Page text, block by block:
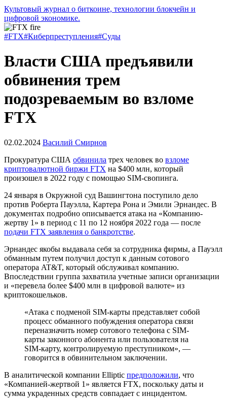
Культовый журнал о биткоине, технологии блокчейн и
цифровой экономике.
#FTX#Киберпреступления#Суды
Власти США предъявили
обвинения трем
подозреваемым во взломе
FTX
02.02.2024 Василий Смирнов
Прокуратура США обвинила трех человек во взломе
криптовалютной биржи FTX на $400 млн, который
произошел в 2022 году с помощью SIM-свопинга.
24 января в Окружной суд Вашингтона поступило дело
против Роберта Пауэлла, Картера Рона и Эмили Эрнандес. В
документах подробно описывается атака на «Компанию-
жертву 1» в период с 11 по 12 ноября 2022 года — после
подачи FTX заявления о банкротстве.
Эрнандес якобы выдавала себя за сотрудника фирмы, а Пауэлл
обманным путем получил доступ к данным сотового
оператора AT&T, который обслуживал компанию.
Впоследствии группа захватила учетные записи организации
и «перевела более $400 млн в цифровой валюте» из
криптокошельков.
«Атака с подменой SIM-карты представляет собой
процесс обманного побуждения оператора связи
переназначить номер сотового телефона с SIM-
карты законного абонента или пользователя на
SIM-карту, контролируемую преступником», —
говорится в обвинительном заключении.
В аналитической компании Elliptic предположили, что
«Компанией-жертвой 1» является FTX, поскольку даты и
сумма украденных средств совпадает с инцидентом.